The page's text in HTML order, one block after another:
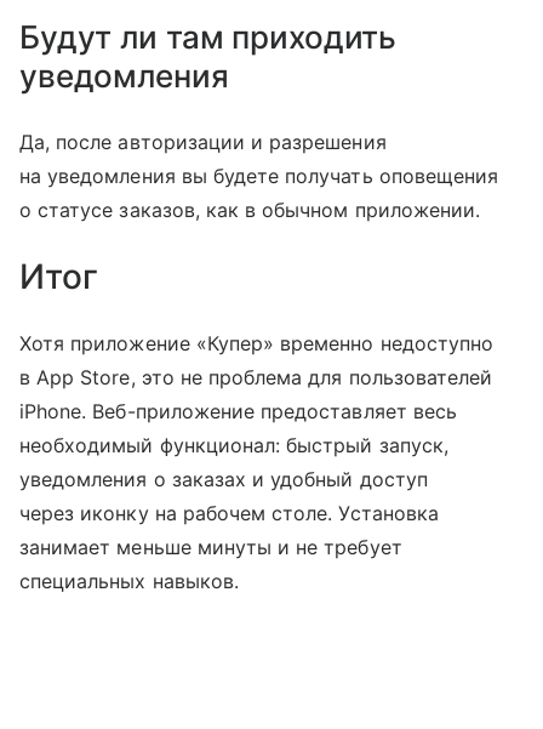
Будут ли там приходить
уведомления
Да, после авторизации и разрешения
на уведомления вы будете получать оповещения
о статусе заказов, как в обычном приложении.
Итог
Хотя приложение «Купер» временно недоступно
в App Store, это не проблема для пользователей
iPhone. Веб-приложение предоставляет весь
необходимый функционал: быстрый запуск,
уведомления о заказах и удобный доступ
через иконку на рабочем столе. Установка
занимает меньше минуты и не требует
специальных навыков.